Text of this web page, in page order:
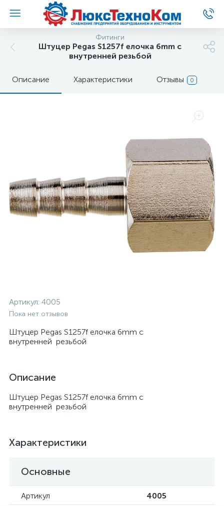
Фитинги
Штуцер Pegas S1257f елочка 6mm с
внутренней резьбой
Описание Характеристики Отзывы 0
Артикул: 4005
Пока нет отзывов
Штуцер Pegas S1257f елочка 6mm с
внутренней резьбой
Описание
Штуцер Pegas S1257f елочка 6mm с
внутренней резьбой
Характеристики
Основные
Артикул 4005